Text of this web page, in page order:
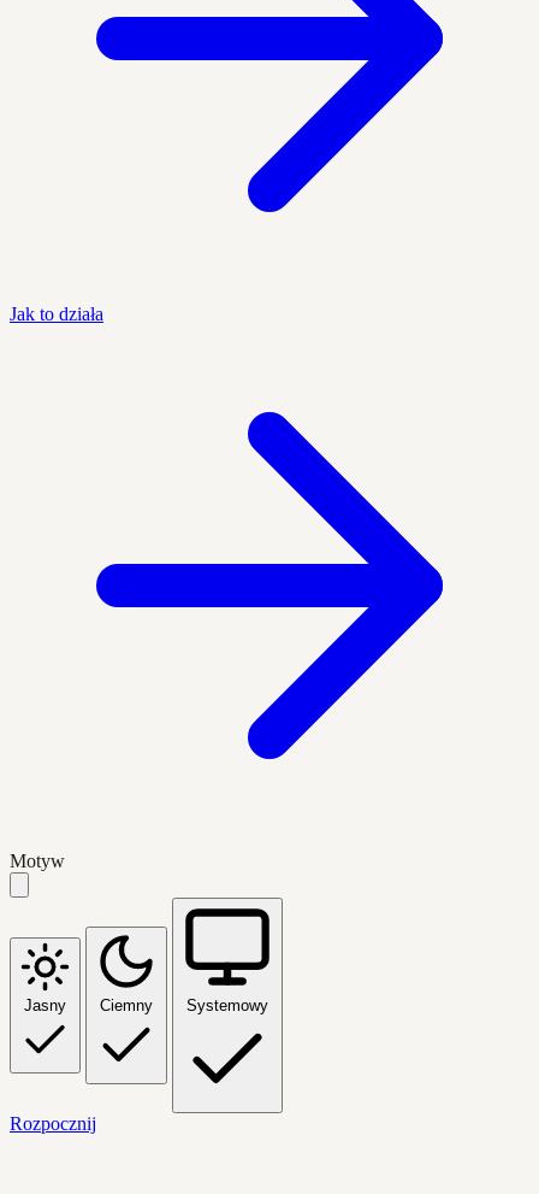
Jak to działa
Motyw
Jasny Ciemny Systemowy
Rozpocznij